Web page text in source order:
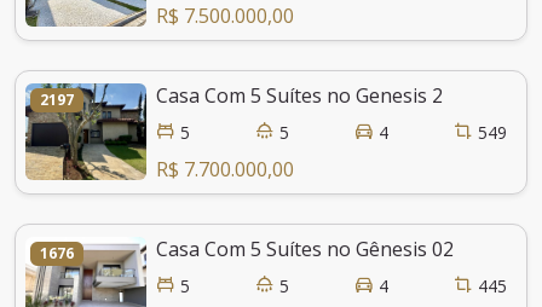
R$ 7.500.000,00
2197 Casa Com 5 Suítes no Genesis 2
5 5 4 549
R$ 7.700.000,00
1676 Casa Com 5 Suítes no Gênesis 02
5 5 4 445